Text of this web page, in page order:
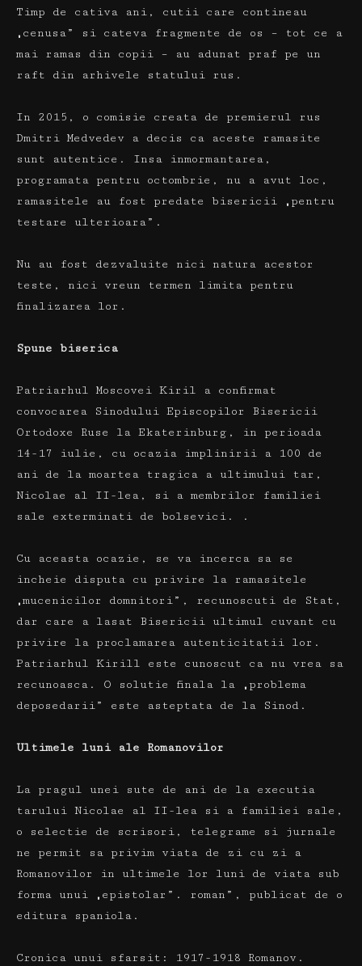
Timp de cativa ani, cutii care contineau
„cenusa” si cateva fragmente de os – tot ce a
mai ramas din copii – au adunat praf pe un
raft din arhivele statului rus.
In 2015, o comisie creata de premierul rus
Dmitri Medvedev a decis ca aceste ramasite
sunt autentice. Insa inmormantarea,
programata pentru octombrie, nu a avut loc,
ramasitele au fost predate bisericii „pentru
testare ulterioara”.
Nu au fost dezvaluite nici natura acestor
teste, nici vreun termen limita pentru
finalizarea lor.
Spune biserica
Patriarhul Moscovei Kiril a confirmat
convocarea Sinodului Episcopilor Bisericii
Ortodoxe Ruse la Ekaterinburg, in perioada
14-17 iulie, cu ocazia implinirii a 100 de
ani de la moartea tragica a ultimului tar,
Nicolae al II-lea, si a membrilor familiei
sale exterminati de bolsevici. .
Cu aceasta ocazie, se va incerca sa se
incheie disputa cu privire la ramasitele
„mucenicilor domnitori”, recunoscuti de Stat,
dar care a lasat Bisericii ultimul cuvant cu
privire la proclamarea autenticitatii lor.
Patriarhul Kirill este cunoscut ca nu vrea sa
recunoasca. O solutie finala la „problema
deposedarii” este asteptata de la Sinod.
Ultimele luni ale Romanovilor
La pragul unei sute de ani de la executia
tarului Nicolae al II-lea si a familiei sale,
o selectie de scrisori, telegrame si jurnale
ne permit sa privim viata de zi cu zi a
Romanovilor in ultimele lor luni de viata sub
forma unui „epistolar”. roman”, publicat de o
editura spaniola.
Cronica unui sfarsit: 1917-1918 Romanov.